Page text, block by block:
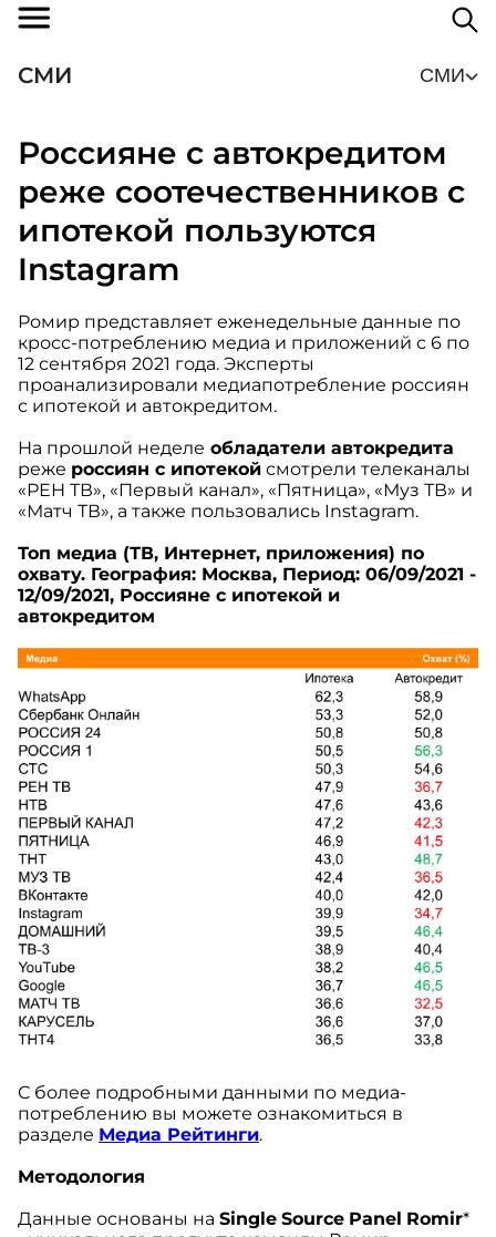
СМИ СМИ
Россияне с автокредитом
реже соотечественников с
ипотекой пользуются
Instagram
Ромир представляет еженедельные данные по
кросс-потреблению медиа и приложений с 6 по
12 сентября 2021 года. Эксперты
проанализировали медиапотребление россиян
с ипотекой и автокредитом.
На прошлой неделе обладатели автокредита
реже россиян с ипотекой смотрели телеканалы
«РЕН ТВ», «Первый канал», «Пятница», «Муз ТВ» и
«Матч ТВ», а также пользовались Instagram.
Топ медиа (ТВ, Интернет, приложения) по
охвату. География: Москва, Период: 06/09/2021 -
12/09/2021, Россияне с ипотекой и
автокредитом
С более подробными данными по медиа-
потреблению вы можете ознакомиться в
разделе Медиа Рейтинги.
Методология
Данные основаны на Single Source Panel Romir*